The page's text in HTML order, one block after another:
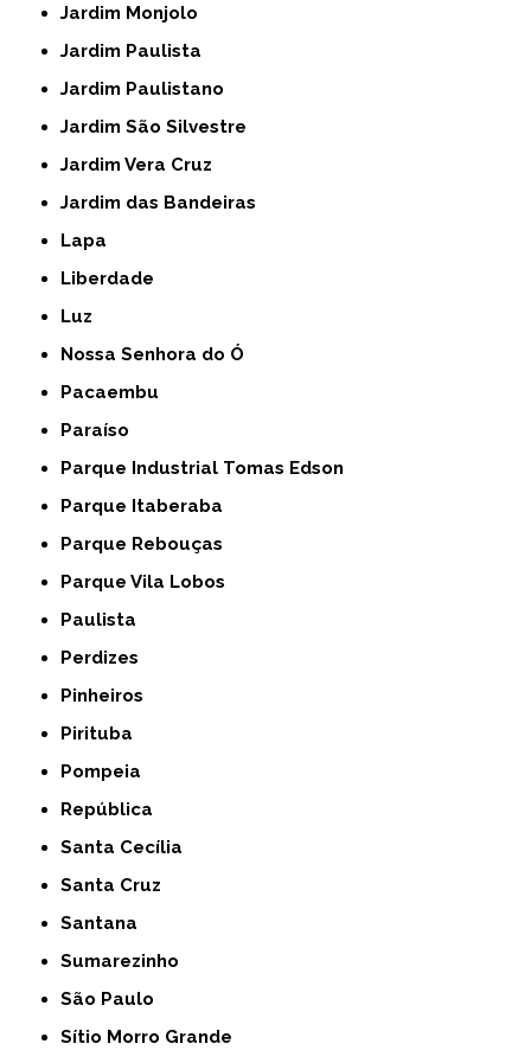
Jardim Monjolo
Jardim Paulista
Jardim Paulistano
Jardim São Silvestre
Jardim Vera Cruz
Jardim das Bandeiras
Lapa
Liberdade
Luz
Nossa Senhora do Ó
Pacaembu
Paraíso
Parque Industrial Tomas Edson
Parque Itaberaba
Parque Rebouças
Parque Vila Lobos
Paulista
Perdizes
Pinheiros
Pirituba
Pompeia
República
Santa Cecília
Santa Cruz
Santana
Sumarezinho
São Paulo
Sítio Morro Grande